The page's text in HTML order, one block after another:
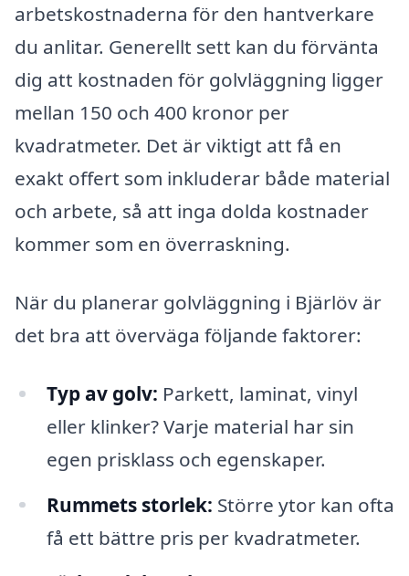
arbetskostnaderna för den hantverkare
du anlitar. Generellt sett kan du förvänta
dig att kostnaden för golvläggning ligger
mellan 150 och 400 kronor per
kvadratmeter. Det är viktigt att få en
exakt offert som inkluderar både material
och arbete, så att inga dolda kostnader
kommer som en överraskning.
När du planerar golvläggning i Bjärlöv är
det bra att överväga följande faktorer:
Typ av golv: Parkett, laminat, vinyl
eller klinker? Varje material har sin
egen prisklass och egenskaper.
Rummets storlek: Större ytor kan ofta
få ett bättre pris per kvadratmeter.